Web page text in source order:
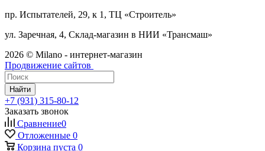
пр. Испытателей, 29, к 1, ТЦ «Строитель»
ул. Заречная, 4, Склад-магазин в НИИ «Трансмаш»
2026 © Milano - интернет-магазин
Продвижение сайтов
Найти
+7 (931) 315-80-12
Заказать звонок
Сравнение0
Отложенные 0
Корзина пуста 0